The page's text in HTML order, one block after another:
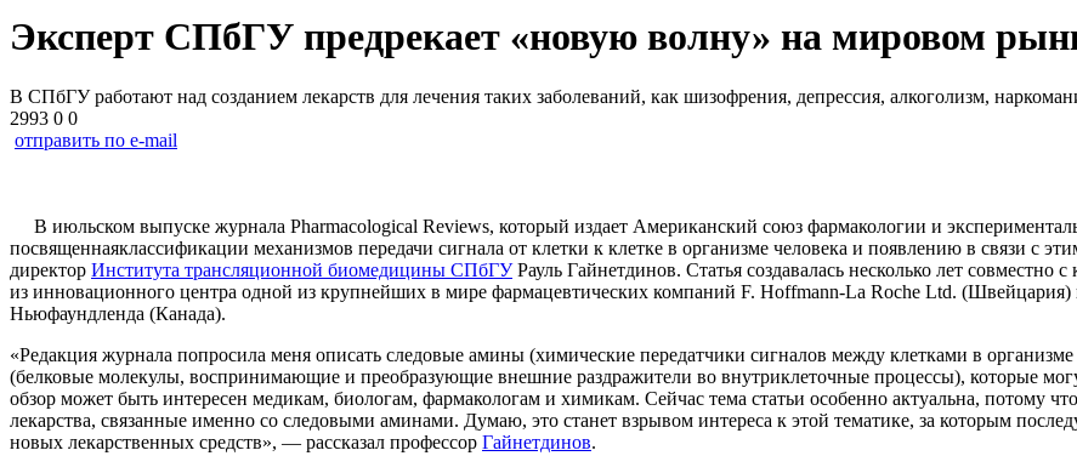
Эксперт СПбГУ предрекает «новую волну» на мировом
В СПбГУ работают над созданием лекарств для лечения таких заболеваний, как шизофрения, депрессия, алкоголизм,
2993 0 0
отправить по e-mail
В июльском выпуске журнала Pharmacological Reviews, который издает Американский союз фармакологии и
посвященнаяклассификации механизмов передачи сигнала от клетки к клетке в организме человека и появлению в связи с
директор Института трансляционной биомедицины СПбГУРауль Гайнетдинов. Статья создавалась несколько лет
из инновационного центра одной из крупнейших в мире фармацевтических компаний F. Hoffmann-La Roсhe Ltd.
Ньюфаундленда (Канада).
«Редакция журнала попросила меня описать следовые амины (химические передатчики сигналов между клетками в
(белковые молекулы, воспринимающие и преобразующие внешние раздражители во внутриклеточные процессы), которые
обзор может быть интересен медикам, биологам, фармакологам и химикам. Сейчас тема статьи особенно актуальна, потому
лекарства, связанные именно со следовыми аминами. Думаю, это станет взрывом интереса к этой тематике, за которым
новых лекарственных средств», — рассказал профессор Гайнетдинов.